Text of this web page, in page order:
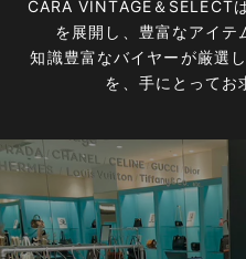
CARA VINTAGE＆SELECT
を展開し、豊富なアイテ
知識豊富なバイヤーが厳選
を、手にとってお